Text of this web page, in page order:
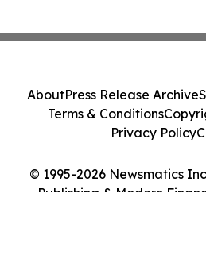
© 1995-2026 Newsmatics
Publishing & Modern
AboutPress Release Archive
Terms & Conditions
Privacy Policy